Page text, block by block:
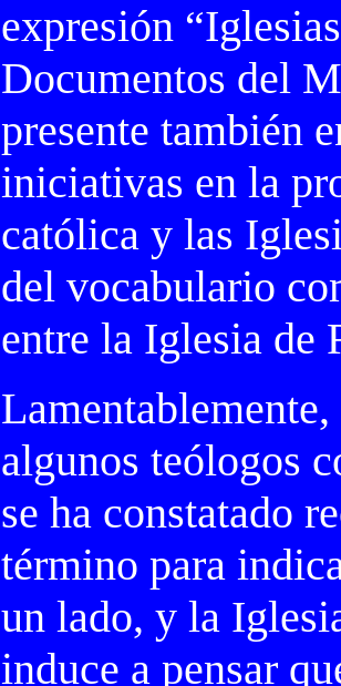
expresión
Documentos del
presente también
iniciativas en la
católica y las
del vocabulario
entre la Iglesia de
algunos teólogos
se ha constatado
término para
un lado, y la
induce a pensar